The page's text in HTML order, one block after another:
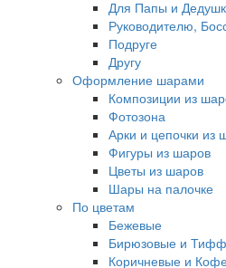
Для Папы и
Руководителю,
Подруге
Другу
Оформление шарами
Композиции из
Фотозона
Арки и цепочки из
Фигуры из шаров
Цветы из шаров
Шары на палочке
По цветам
Бежевые
Бирюзовые и
Коричневые и